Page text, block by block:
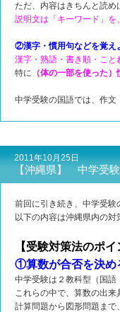
ただ、内容はきちんと読め
説明文は「キーワード」
②漢字・慣用句などを覚え
漢字・熟語・書き順・こと
特に （体の一部を使った）
中学受験の国語では、作文
2011年10月25日
【沖縄県】 中学受
前回に引き続き、中学受験
以下の内容は沖縄県内の
【受験対策法のポイ
①算数が合否を決め
中学受験は２教科型（国
これらの中で、算数の出来
計算問題から図形問題まで